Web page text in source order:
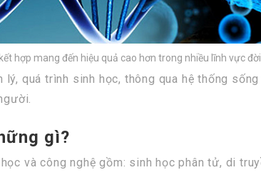
hợp mang đến hiệu quả cao hơn trong nhiều lĩnh vực
quá trình sinh học, thông qua hệ thống
gì?
và công nghệ gồm: sinh học phân tử, di